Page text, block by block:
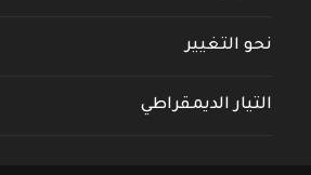
نحو التغيير
التيار الديمقراطي